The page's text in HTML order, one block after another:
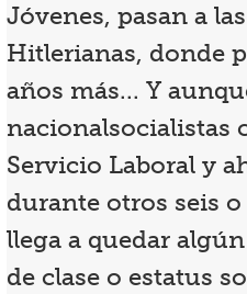
Jóvenes, pasan a
Hitlerianas, donde
años más... Y
nacionalsocialistas
Servicio Laboral y
durante otros seis o
llega a quedar
de clase o estatus